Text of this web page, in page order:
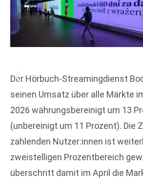
Der Hörbuch-Streamingdienst
seinen Umsatz über alle Märkte
2026 währungsbereinigt um 13
(unbereinigt um 11 Prozent). Die
zahlenden Nutzer:innen ist
zweistelligen Prozentbereich
überschritt damit im April die